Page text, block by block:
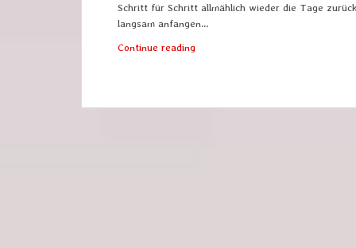
Schritt für Schritt allmählich wieder die Tage
langsam anfangen…
Continue reading
Barkeeper